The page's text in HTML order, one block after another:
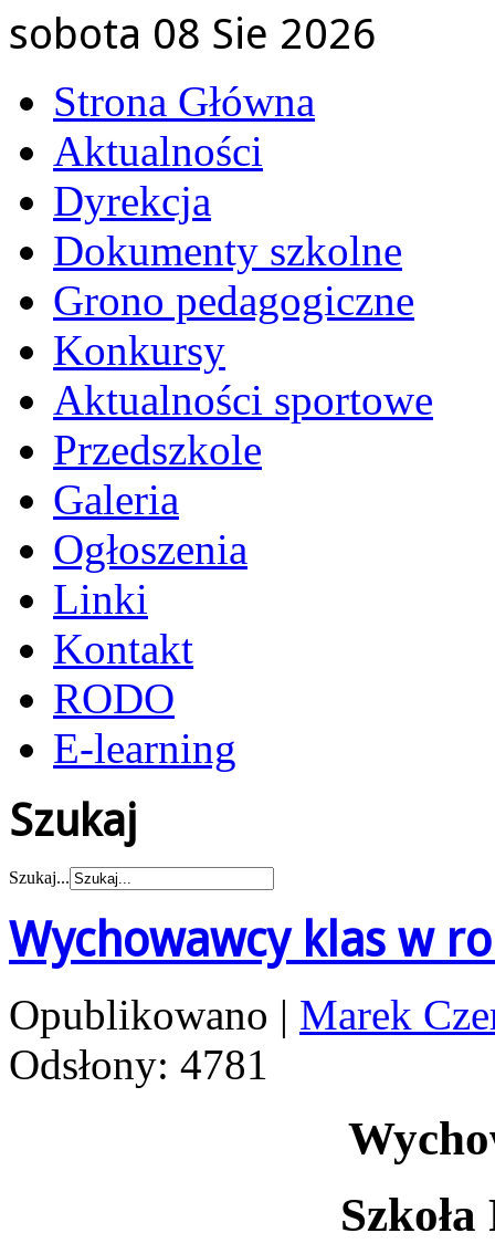
sobota 08 Sie 2026
Strona Główna
Aktualności
Dyrekcja
Dokumenty szkolne
Grono pedagogiczne
Konkursy
Aktualności sportowe
Przedszkole
Galeria
Ogłoszenia
Linki
Kontakt
RODO
E-learning
Szukaj
Szukaj...
Wychowawcy klas w
Opublikowano | Marek
Odsłony: 4781